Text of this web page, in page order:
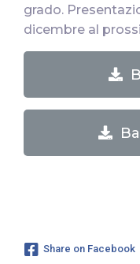
grado.
dicembre al
Share on Facebook